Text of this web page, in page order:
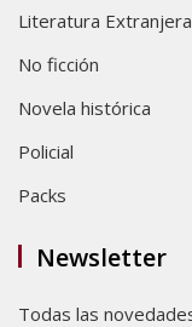
Literatura Extranjera
No ficción
Novela histórica
Policial
Packs
Newsletter
Todas las